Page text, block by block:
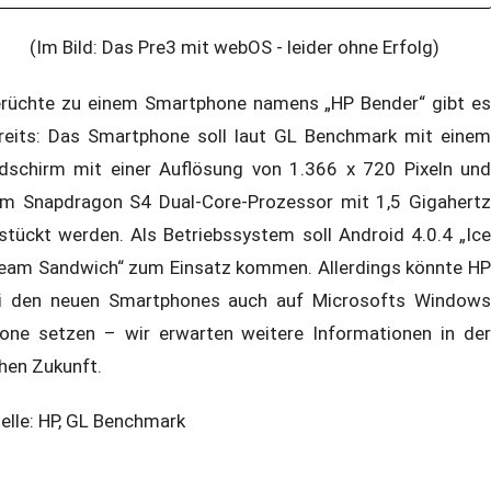
(Im Bild: Das Pre3 mit webOS - leider ohne Erfolg)
zu einem Smartphone namens „HP Bender“ gibt es
Das Smartphone soll laut GL Benchmark mit einem
mit einer Auflösung von 1.366 x 720 Pixeln und
Snapdragon S4 Dual-Core-Prozessor mit 1,5 Gigahertz
werden. Als Betriebssystem soll Android 4.0.4 „Ice
Sandwich“ zum Einsatz kommen. Allerdings könnte HP
den neuen Smartphones auch auf Microsofts Windows
setzen – wir erwarten weitere Informationen in der
Zukunft.
HP, GL Benchmark